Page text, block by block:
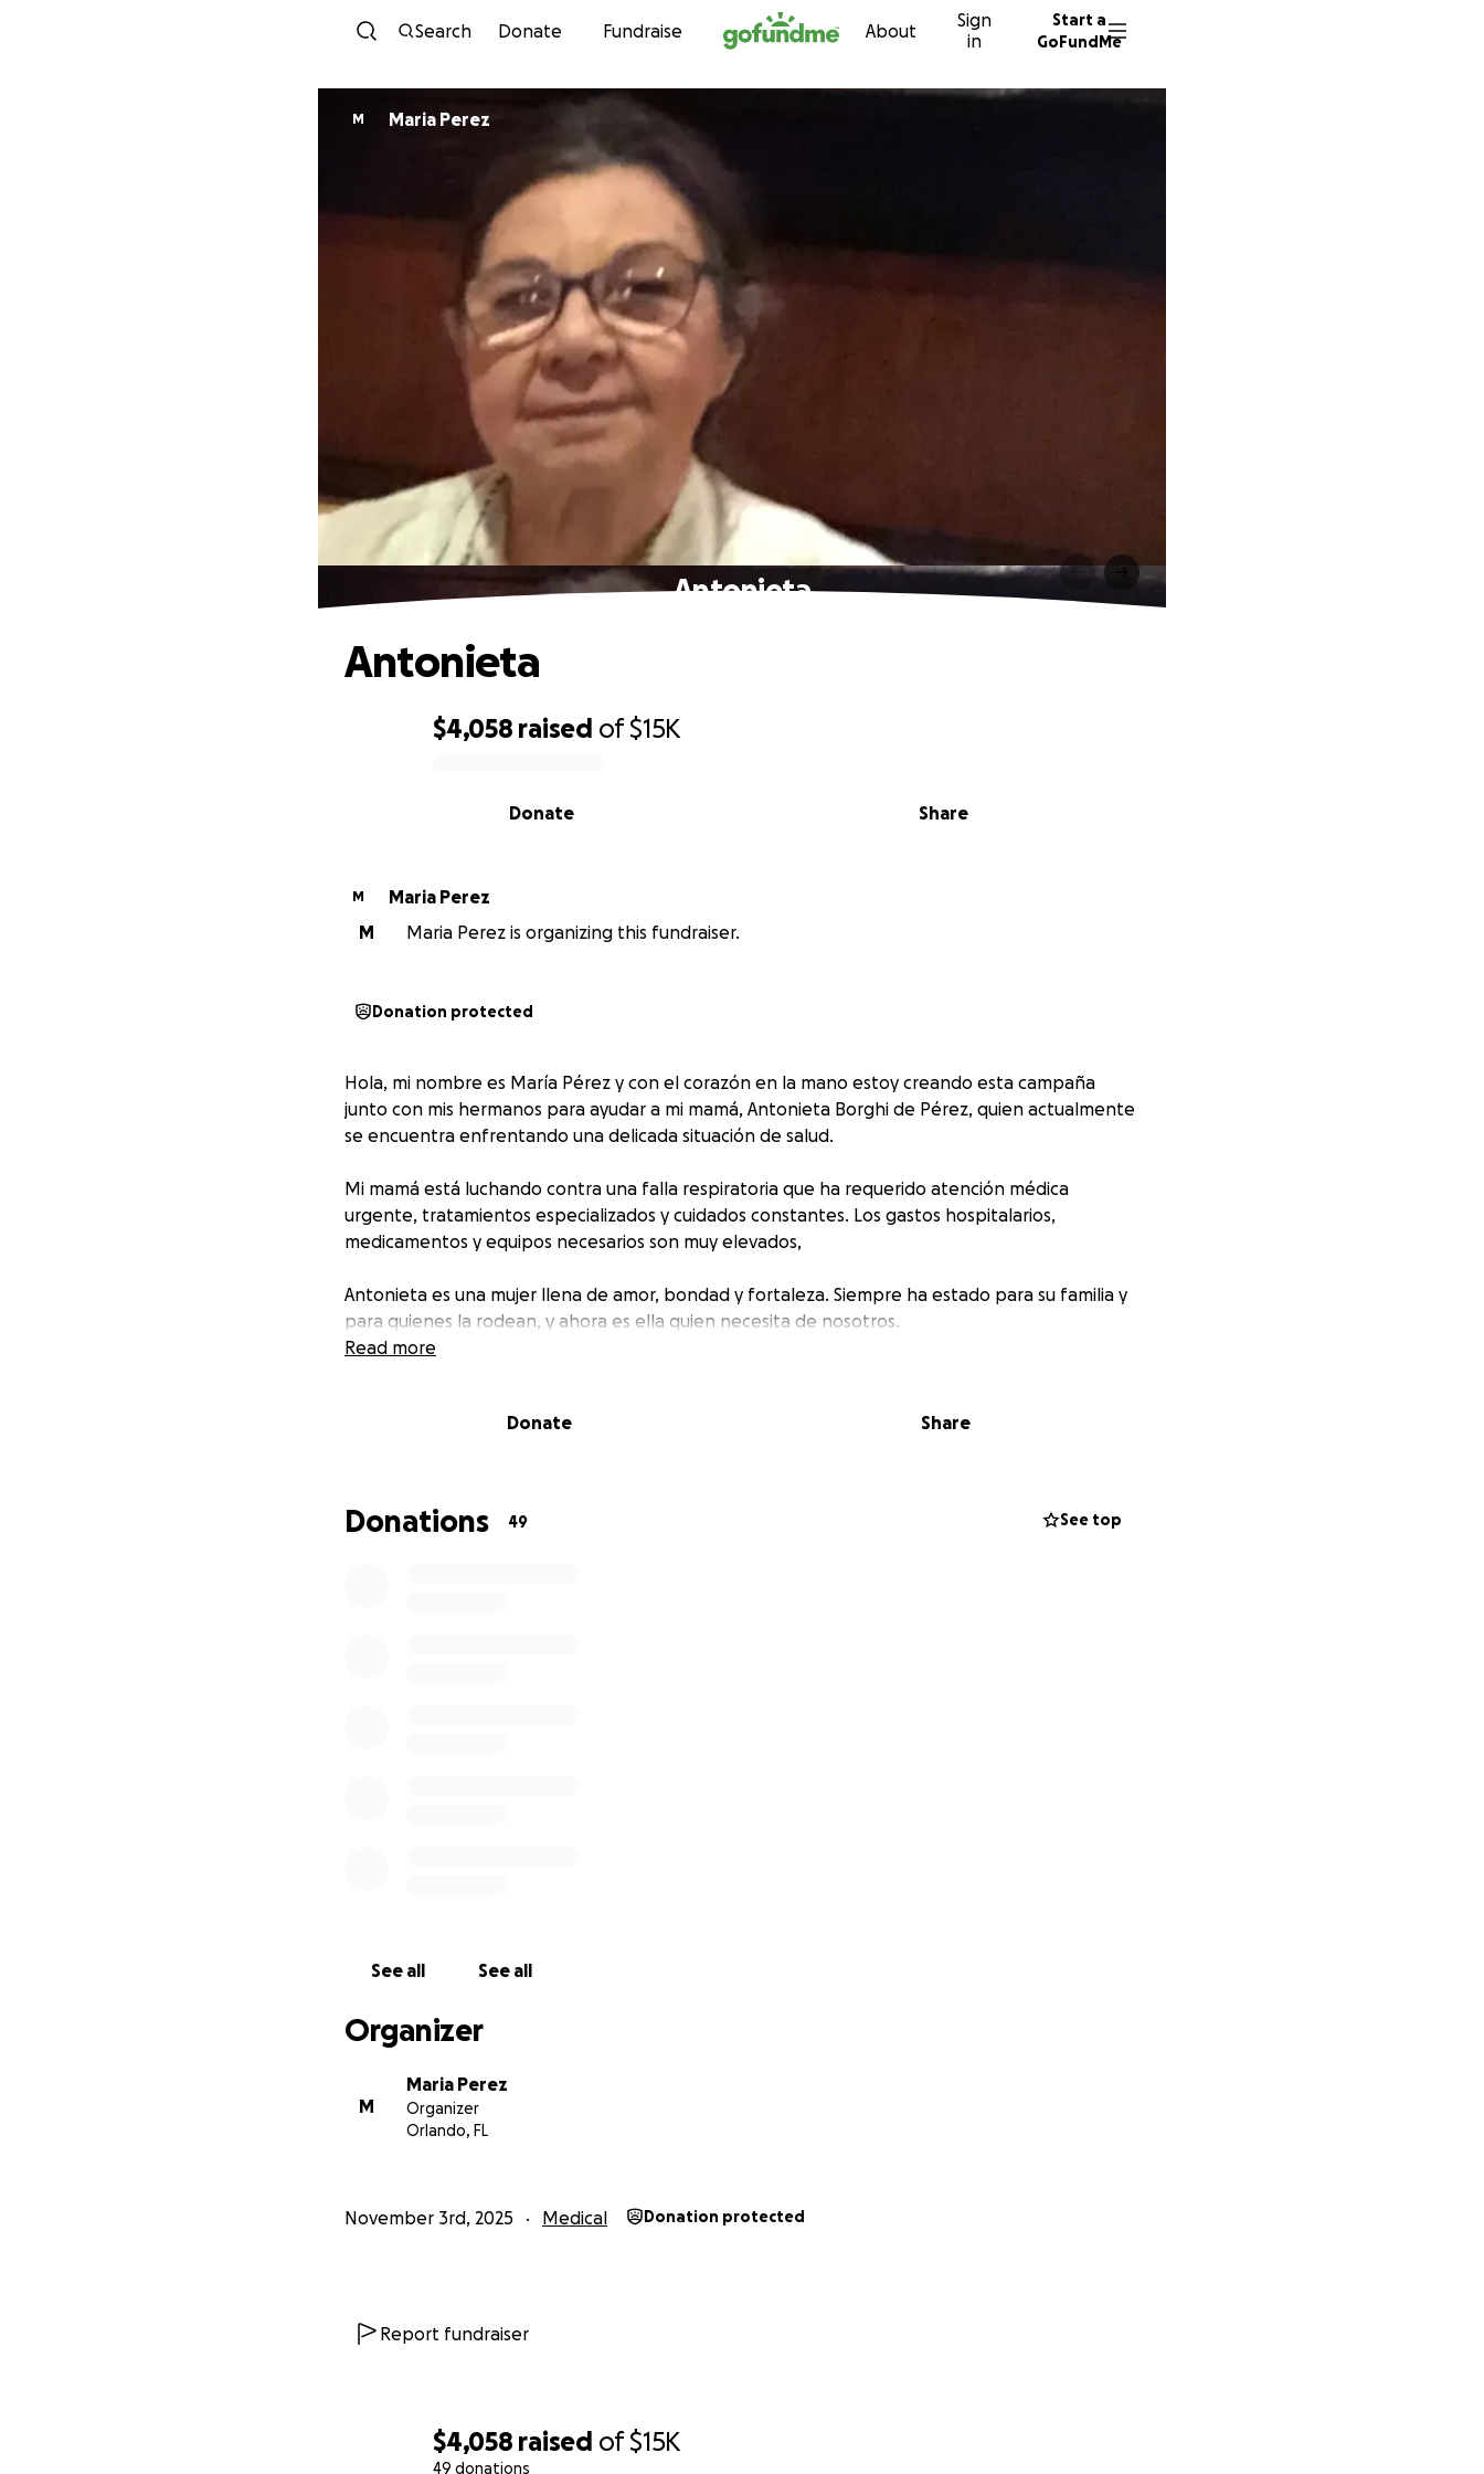
Skip to content
Search Donate Fundraise About
Sign
in
Start a
GoFundMe
$4,058 raised of$15K
49 donations
M Maria Perez
Antonieta
$4,058 raised of$15K
Share
Donate
Antonieta
M
Maria Perez
M
Maria Perez is organizing this fundraiser.
Donation protected
Hola, mi nombre es María Pérez y con el corazón en la mano estoy creando esta campaña
junto con mis hermanos para ayudar a mi mamá, Antonieta Borghi de Pérez, quien actualmente
se encuentra enfrentando una delicada situación de salud.
Mi mamá está luchando contra una falla respiratoria que ha requerido atención médica
urgente, tratamientos especializados y cuidados constantes. Los gastos hospitalarios,
medicamentos y equipos necesarios son muy elevados,
Antonieta es una mujer llena de amor, bondad y fortaleza. Siempre ha estado para su familia y
para quienes la rodean, y ahora es ella quien necesita de nosotros.
donar, compartir esta campaña también es una manera de apoyarnos.
difícil para nuestra familia.
Read more
Donate Share
Donations 49 See top
See all See all
Organizer
M
Maria Perez
Organizer
Orlando, FL
November 3rd, 2025 Medical Donation protected
Report fundraiser